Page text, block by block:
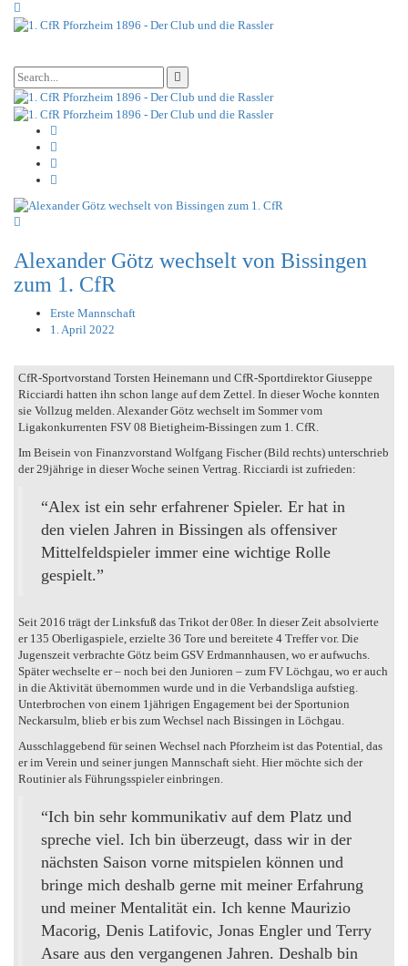
Alexander Götz wechselt von Bissingen
zum 1. CfR
Erste Mannschaft
1. April 2022
CfR-Sportvorstand Torsten Heinemann und CfR-Sportdirektor Giuseppe
Ricciardi hatten ihn schon lange auf dem Zettel. In dieser Woche konnten
sie Vollzug melden. Alexander Götz wechselt im Sommer vom
Ligakonkurrenten FSV 08 Bietigheim-Bissingen zum 1. CfR.
Im Beisein von Finanzvorstand Wolfgang Fischer (Bild rechts) unterschrieb
der 29jährige in dieser Woche seinen Vertrag. Ricciardi ist zufrieden:
“Alex ist ein sehr erfahrener Spieler. Er hat in
den vielen Jahren in Bissingen als offensiver
Mittelfeldspieler immer eine wichtige Rolle
gespielt.”
Seit 2016 trägt der Linksfuß das Trikot der 08er. In dieser Zeit absolvierte
er 135 Oberligaspiele, erzielte 36 Tore und bereitete 4 Treffer vor. Die
Jugenszeit verbrachte Götz beim GSV Erdmannhausen, wo er aufwuchs.
Später wechselte er – noch bei den Junioren – zum FV Löchgau, wo er auch
in die Aktivität übernommen wurde und in die Verbandsliga aufstieg.
Unterbrochen von einem 1jährigen Engagement bei der Sportunion
Neckarsulm, blieb er bis zum Wechsel nach Bissingen in Löchgau.
Ausschlaggebend für seinen Wechsel nach Pforzheim ist das Potential, das
er im Verein und seiner jungen Mannschaft sieht. Hier möchte sich der
Routinier als Führungsspieler einbringen.
“Ich bin sehr kommunikativ auf dem Platz und
spreche viel. Ich bin überzeugt, dass wir in der
nächsten Saison vorne mitspielen können und
bringe mich deshalb gerne mit meiner Erfahrung
und meiner Mentalität ein. Ich kenne Maurizio
Macorig, Denis Latifovic, Jonas Engler und Terry
Asare aus den vergangenen Jahren. Deshalb bin